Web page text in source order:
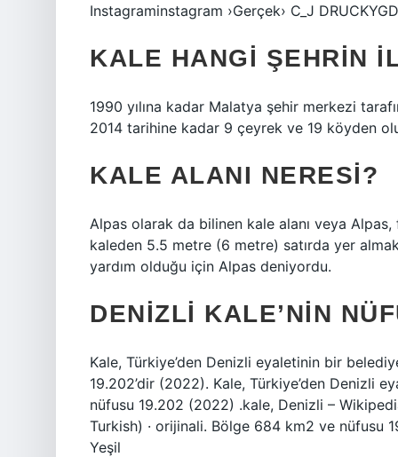
Instagraminstagram ›Gerçek› C_J
KALE HANGI ŞEHRIN
1990 yılına kadar Malatya şehir merkezi
2014 tarihine kadar 9 çeyrek ve 19 köyden
KALE ALANI NERESI?
Alpas olarak da bilinen kale alanı veya Alpas,
kaleden 5.5 metre (6 metre) satırda yer
yardım olduğu için Alpas deniyordu.
DENIZLI KALE’NIN
Kale, Türkiye’den Denizli eyaletinin bir
19.202’dir (2022). Kale, Türkiye’den Denizli
nüfusu 19.202 (2022) .kale, Denizli –
Turkish) · orijinali. Bölge 684 km2 ve nüfusu
Yeşil